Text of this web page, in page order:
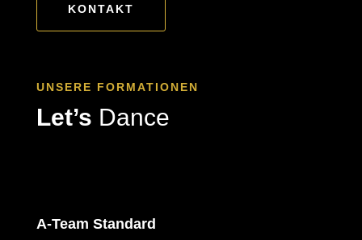
KONTAKT
UNSERE FORMATIONEN
Let’s Dance
A-Team Standard